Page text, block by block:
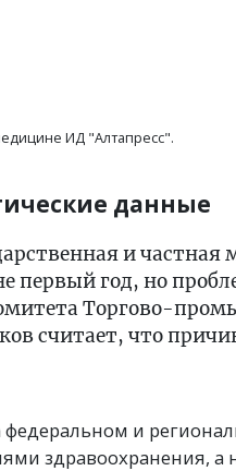
ИД "Алтапресс".
данные
и
первый год, но
Торгово-
считает, что
федеральном и
здравоохранения, а